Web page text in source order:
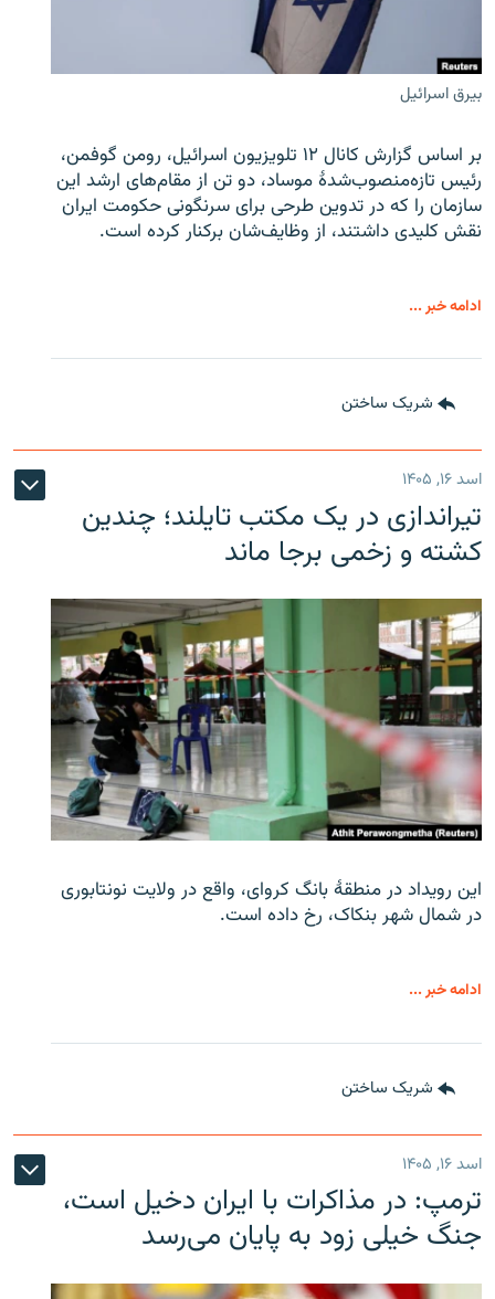
بیرق اسرائیل
بر اساس گزارش کانال ۱۲ تلویزیون اسرائیل، رومن گوفمن،
رئیس تازه‌منصوب‌شدۀ موساد، دو تن از مقام‌های ارشد این
سازمان را که در تدوین طرحی برای سرنگونی حکومت ایران
نقش کلیدی داشتند، از وظایف‌شان برکنار کرده است.
ادامه خبر ...
شریک ساختن
اسد ۱۶, ۱۴۰۵
تیراندازی در یک مکتب تایلند؛ چندین
کشته و زخمی برجا ماند
این رویداد در منطقۀ بانگ کروای، واقع در ولایت نونتابوری
در شمال شهر بنکاک، رخ داده است.
ادامه خبر ...
شریک ساختن
اسد ۱۶, ۱۴۰۵
ترمپ: در مذاکرات با ایران دخیل است،
جنگ خیلی زود به پایان می‌رسد